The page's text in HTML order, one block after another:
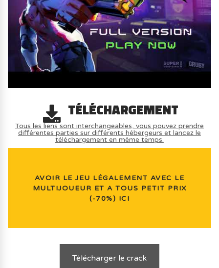
TÉLÉCHARGEMENT
Tous les liens sont interchangeables, vous pouvez prendre
différentes parties sur différents hébergeurs et lancez le
téléchargement en même temps.
AVOIR LE JEU LÉGALEMENT AVEC LE
MULTIJOUEUR ET A TOUS PETIT PRIX
(-70%) ICI
Télécharger le crack